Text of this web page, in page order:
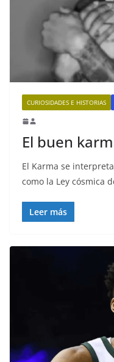
CURIOSIDADES E HISTORIAS
El buen
El Karma se
como la Ley cósmica
Leer más